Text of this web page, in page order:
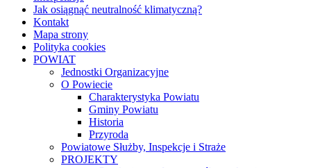
Jak osiągnąć neutralność klimatyczną?
Kontakt
Mapa strony
Polityka cookies
POWIAT
Jednostki Organizacyjne
O Powiecie
Charakterystyka Powiatu
Gminy Powiatu
Historia
Przyroda
Powiatowe Służby, Inspekcje i Straże
PROJEKTY